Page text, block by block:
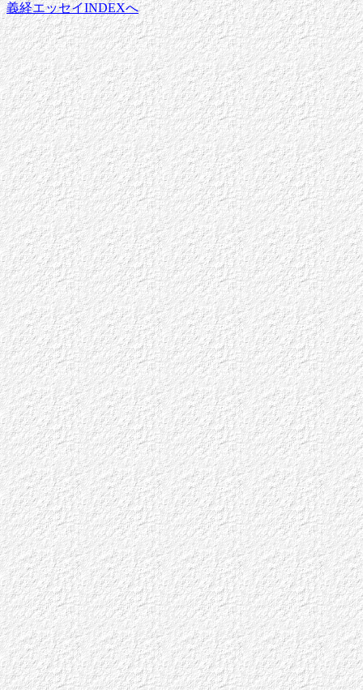
義経エッセイINDEXへ